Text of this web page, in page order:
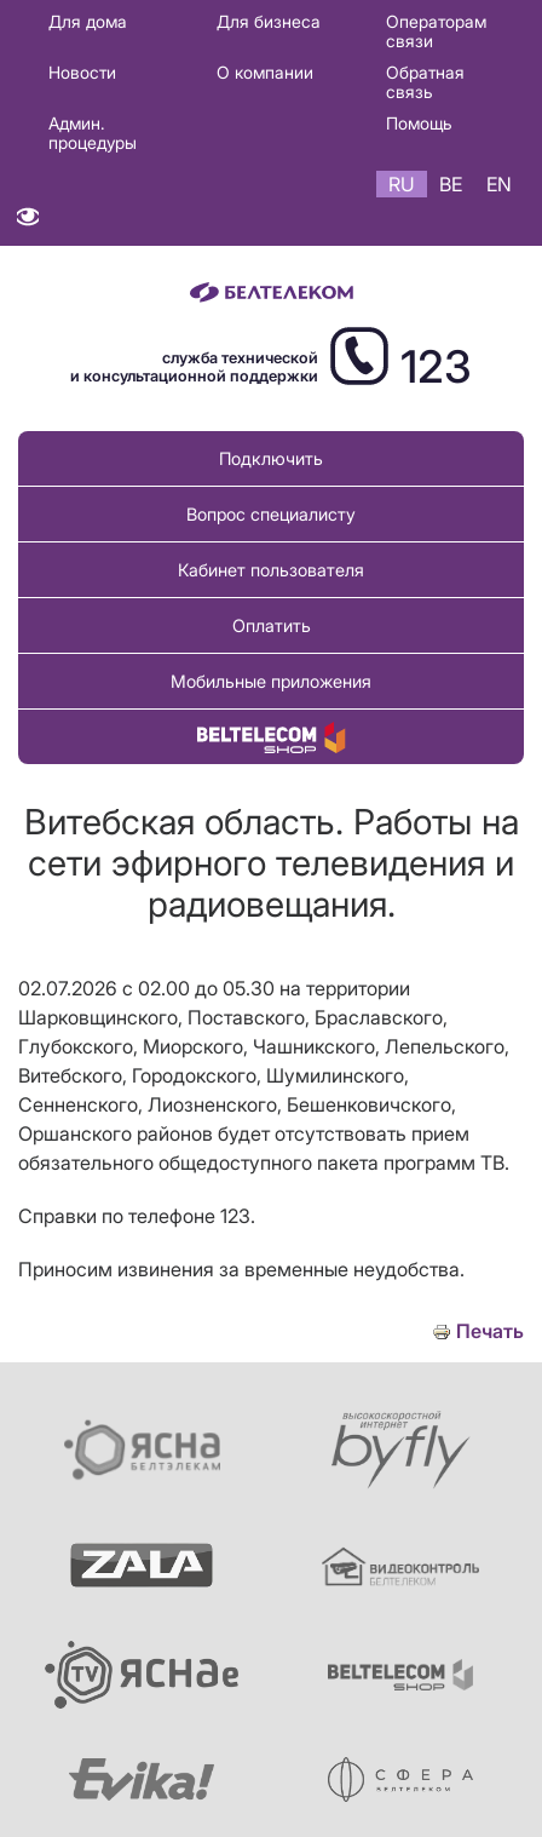
Основная
навигация
Для дома Для бизнеса
Операторам
связи
Новости
О компании
Обратная
связь
Админ.
процедуры
Помощь
RU BE EN
служба технической
и консультационной поддержки
123
Подключить
Вопрос специалисту
Кабинет пользователя
Оплатить
Мобильные приложения
Купить товар
Витебская область. Работы на
сети эфирного телевидения и
радиовещания.
02.07.2026 с 02.00 до 05.30 на территории
Шарковщинского, Поставского, Браславского,
Глубокского, Миорского, Чашникского, Лепельского,
Витебского, Городокского, Шумилинского,
Сенненского, Лиозненского, Бешенковичского,
Оршанского районов будет отсутствовать прием
обязательного общедоступного пакета программ ТВ.
Справки по телефоне 123.
Приносим извинения за временные неудобства.
Печать